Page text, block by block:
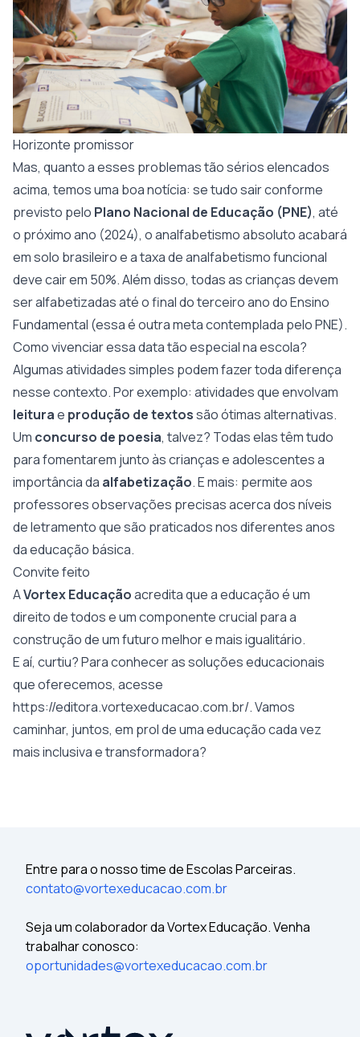
Horizonte promissor
Mas, quanto a esses problemas tão sérios elencados
acima, temos uma boa notícia: se tudo sair conforme
previsto pelo Plano Nacional de Educação (PNE), até
o próximo ano (2024), o analfabetismo absoluto acabará
em solo brasileiro e a taxa de analfabetismo funcional
deve cair em 50%. Além disso, todas as crianças devem
ser alfabetizadas até o final do terceiro ano do Ensino
Fundamental (essa é outra meta contemplada pelo PNE).
Como vivenciar essa data tão especial na escola?
Algumas atividades simples podem fazer toda diferença
nesse contexto. Por exemplo: atividades que envolvam
leiturae produção detextossão ótimas alternativas.
Um concurso de poesia, talvez? Todas elas têm tudo
para fomentarem junto às crianças e adolescentes a
importância da alfabetização. E mais: permite aos
professores observações precisas acerca dos níveis
de letramento que são praticados nos diferentes anos
da educação básica.
Convite feito
AVortex Educaçãoacredita que a educação é um
direito de todos e um componente crucial para a
construção de um futuro melhor e mais igualitário.
E aí, curtiu? Para conhecer as soluções educacionais
que oferecemos, acesse
https://editora.vortexeducacao.com.br/. Vamos
caminhar, juntos, em prol de uma educação cada vez
mais inclusiva e transformadora?
Entre para o nosso time de Escolas Parceiras.
contato@vortexeducacao.com.br
Seja um colaborador da Vortex Educação. Venha
trabalhar conosco:
oportunidades@vortexeducacao.com.br